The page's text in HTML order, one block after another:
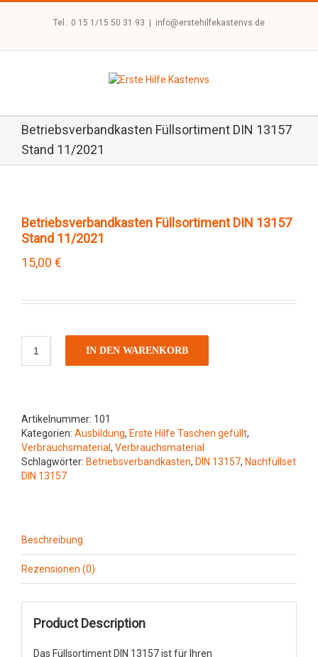
Tel.: 0 15 1/15 50 31 93 info@erstehilfekastenvs.de
Betriebsverbandkasten Füllsortiment DIN 13157
Stand 11/2021
Betriebsverbandkasten Füllsortiment DIN 13157
Stand 11/2021
15,00 €
Füllsortiment
11/2021
Menge
IN DEN WARENKORB
Artikelnummer: 101
Kategorien: Ausbildung, Erste Hilfe Taschen gefüllt,
Verbrauchsmaterial , Verbrauchsmaterial
Schlagwörter: Betriebsverbandkasten, DIN 13157, Nachfüllset
DIN 13157
Beschreibung
Rezensionen (0)
Product Description
Das Füllsortiment DIN 13157 ist für Ihren